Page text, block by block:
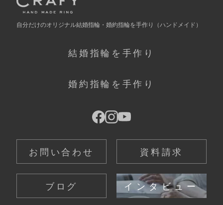
自分だけのオリジナル結婚指輪・婚約指輪を手作り （ハンドメイド）
結婚指輪を手作り
婚約指輪を手作り
お問い合わせ 資料請求
ブログ インタビュー